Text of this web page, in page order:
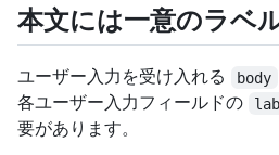
本文には一意のラベ
ユーザー入力を受け入れる body
各ユーザー入力フィールドの
要があります。